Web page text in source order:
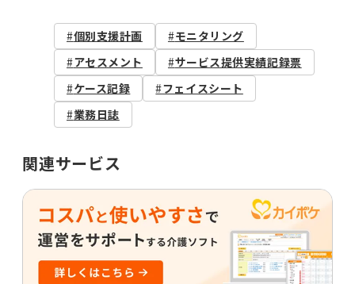
個別支援計画
モニタリング
アセスメント
サービス提供実績記録票
ケース記録
フェイスシート
業務日誌
関連サービス